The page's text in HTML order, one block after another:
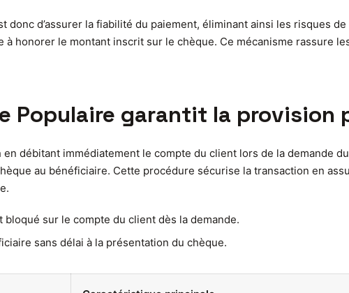
donc d’assurer la fiabilité du paiement, éliminant ainsi les risques
à honorer le montant inscrit sur le chèque. Ce mécanisme rassure
Populaire garantit la
débitant immédiatement le compte du client lors de la demande
au bénéficiaire. Cette procédure sécurise la transaction en
sur le compte du client dès la demande.
sans délai à la présentation du chèque.